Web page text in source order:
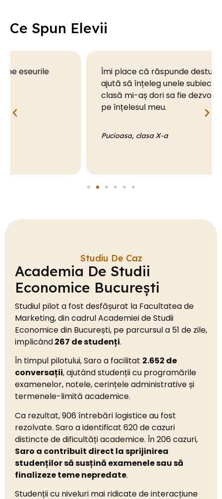
Ce Spun Elevii
Îmi place că răspunde destul de rapid și mă
ajută să înțeleg unele subiectele pe care în
clasă mi-aș dori sa fie dezvoltate mai mult,
Studiu De Caz
Academia De Studii
Economice București
Studiul pilot a fost desfășurat la Facultatea de
Marketing, din cadrul Academiei de Studii
Economice din București, pe parcursul a 51 de zile,
implicând267 de studenți.
În timpul pilotului, Saro a facilitat 2.652 de
conversații, ajutând studenții cu programările
examenelor, notele, cerințele administrative și
termenele-limită academice.
Ca rezultat, 906 întrebări logistice au fost
rezolvate. Saro a identificat 620 de cazuri
distincte de dificultăți academice. În 206 cazuri,
Saro a contribuit direct la sprijinirea
studenților să susțină examenele sau să
finalizeze teme nepredate.
Studenții cu niveluri mai ridicate de interacțiune